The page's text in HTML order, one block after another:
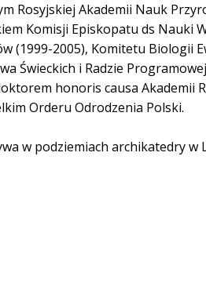
Rosyjskiej Akademii Nauk
Komisji Episkopatu ds Nauki
(1999-2005), Komitetu Biologii
Świeckich i Radzie
honoris causa Akademii
Orderu Odrodzenia Polski.
w podziemiach archikatedry